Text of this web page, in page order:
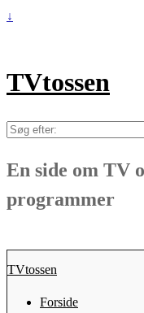
↓
TVtossen
Søg
En side om TV
programmer
TVtossen
Forside